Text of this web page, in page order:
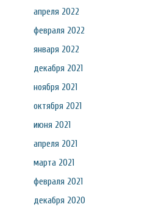
апреля 2022
февраля 2022
января 2022
декабря 2021
ноября 2021
октября 2021
июня 2021
апреля 2021
марта 2021
февраля 2021
декабря 2020